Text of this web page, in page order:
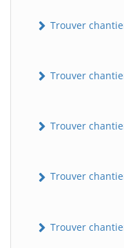
Trouver
Trouver
Trouver
Trouver
Trouver